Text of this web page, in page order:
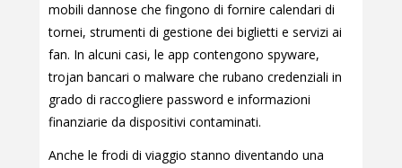
mobili dannose che fingono di fornire calendari di
tornei, strumenti di gestione dei biglietti e servizi ai
fan. In alcuni casi, le app contengono spyware,
trojan bancari o malware che rubano credenziali in
grado di raccogliere password e informazioni
finanziarie da dispositivi contaminati.
Anche le frodi di viaggio stanno diventando una